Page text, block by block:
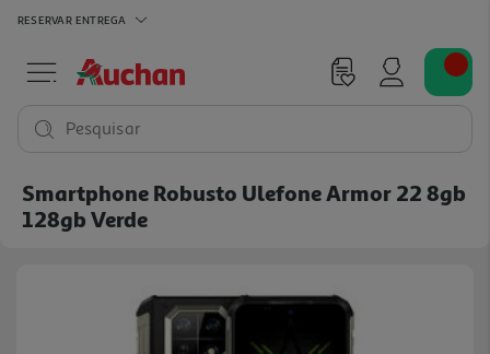
RESERVAR ENTREGA
Pesquisar
Smartphone Robusto Ulefone Armor 22 8gb
128gb Verde